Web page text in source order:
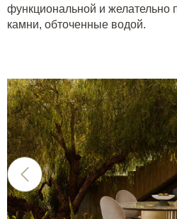
функциональной и желательно
камни, обточенные водой.